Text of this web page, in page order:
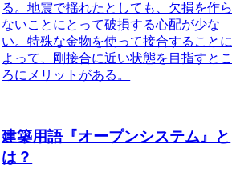
る。地震で揺れたとしても、欠損を作ら
ないことにとって破損する心配が少な
い。特殊な金物を使って接合することに
よって、剛接合に近い状態を目指すとこ
ろにメリットがある。
建築用語『オープンシステム』と
は？